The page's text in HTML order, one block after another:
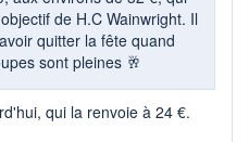
de H.C Wainwright. Il
quitter la fête quand
sont pleines 🥂
qui la renvoie à 24 €.